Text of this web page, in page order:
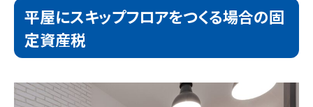
平屋にスキップフロアをつくる場合の固
定資産税